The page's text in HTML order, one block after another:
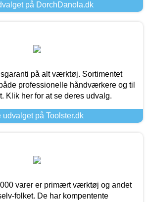
på DorchDanola.dk
på alt værktøj. Sortimentet
professionelle håndværkere og til
Klik her for at se deres udvalg.
udvalget på Toolster.dk
varer er primært værktøj og andet
folket. De har kompentente